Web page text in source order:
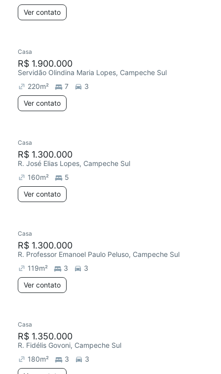
Ver contato
Casa
R$ 1.900.000
Servidão Olindina Maria Lopes, Campeche Sul
220m² 7
3
Ver contato
Casa
R$ 1.300.000
R. José Elias Lopes, Campeche Sul
160m²
5
Ver contato
Casa
R$ 1.300.000
R. Professor Emanoel Paulo Peluso, Campeche Sul
119m² 3
3
Ver contato
Casa
R$ 1.350.000
R. Fidélis Govoni, Campeche Sul
180m² 3
3